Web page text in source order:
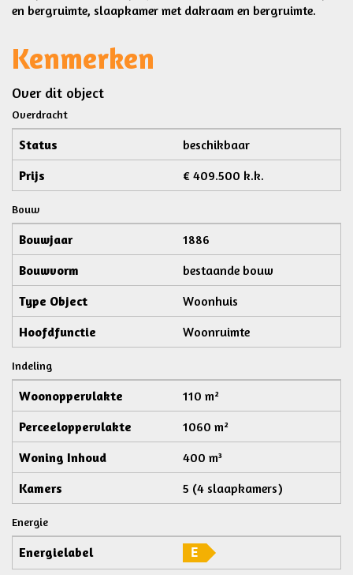
en bergruimte, slaapkamer met dakraam en bergruimte.
Kenmerken
Over dit object
Overdracht
Status
beschikbaar
Prijs
€ 409.500 k.k.
Bouw
Bouwjaar
1886
Bouwvorm
bestaande bouw
Type Object
Woonhuis
Hoofdfunctie
Woonruimte
Indeling
Woonoppervlakte
110 m²
Perceeloppervlakte
1060 m²
Woning Inhoud
400 m³
Kamers
5 (4 slaapkamers)
Energie
Energielabel E